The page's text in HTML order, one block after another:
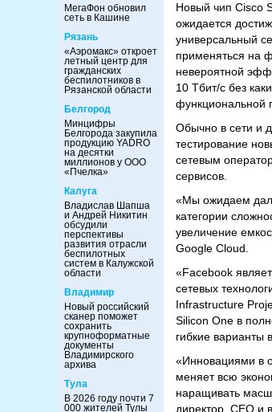
МегаФон обновил
сеть в Кашине
Рязань
«Аэромакс» откроет
летный центр для
гражданских
беспилотников в
Рязанской области
Белгород
Минцифры
Белгорода закупила
продукцию YADRO
на десятки
миллионов у ООО
«Пчелка»
Калуга
Владислав Шапша
и Андрей Никитин
обсудили
перспективы
развития отрасли
беспилотных
систем в Калужской
области
Владимир
Новый российский
сканер поможет
сохранить
крупноформатные
документы
Владимирского
архива
Тула
В 2026 году почти 7
000 жителей Тулы
Новый чип Cisco
ожидается
универсальный
применяться на
невероятной
10 Тбит/с без
функциональной
Обычно в сети и
тестирование
сетевым
сервисов.
«Мы ожидаем
категории
увеличение
Google Cloud.
«Facebook
сетевых
Infrastructure
Silicon One в
гибкие варианты
«Инновациями в
меняет всю
наращивать
директор, CEO и